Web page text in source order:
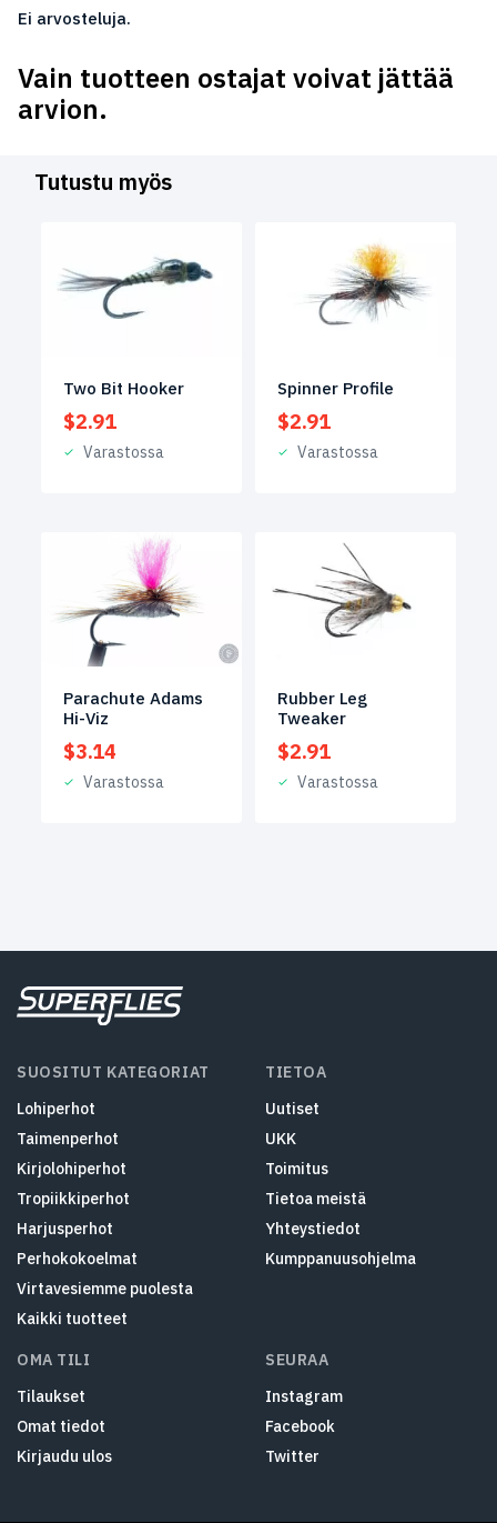
Ei arvosteluja.
Vain tuotteen ostajat voivat jättää
arvion.
Tutustu myös
Two Bit Hooker
$2.91
Varastossa
Spinner Profile
$2.91
Varastossa
Parachute Adams
Hi-Viz
$3.14
Varastossa
Rubber Leg
Tweaker
$2.91
Varastossa
SUOSITUT KATEGORIAT
Lohiperhot
Taimenperhot
Kirjolohiperhot
Tropiikkiperhot
Harjusperhot
Perhokokoelmat
Virtavesiemme puolesta
Kaikki tuotteet
TIETOA
Uutiset
UKK
Toimitus
Tietoa meistä
Yhteystiedot
Kumppanuusohjelma
OMA TILI
Tilaukset
Omat tiedot
Kirjaudu ulos
SEURAA
Instagram
Facebook
Twitter